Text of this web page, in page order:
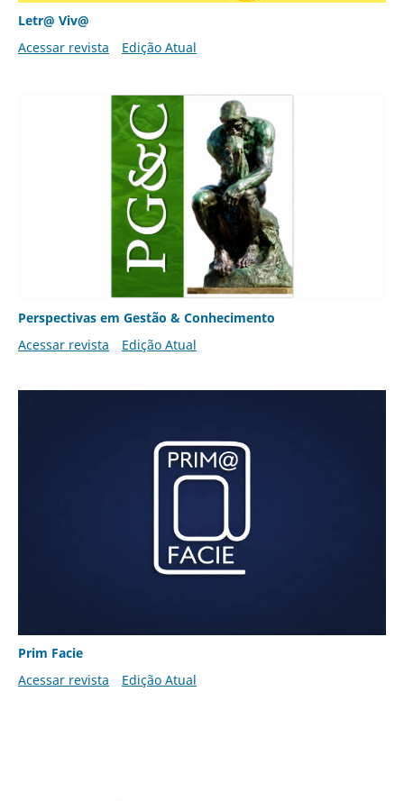
Letr@ Viv@
Acessar revista
Edição Atual
Perspectivas em Gestão & Conhecimento
Acessar revista
Edição Atual
Prim Facie
Acessar revista
Edição Atual